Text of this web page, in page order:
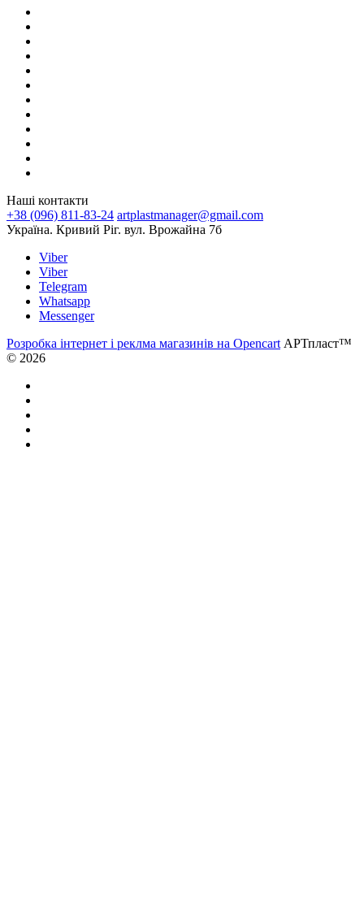
Наші контакти
+38 (096) 811-83-24 artplastmanager@gmail.com
Україна. Кривий Ріг. вул. Врожайна 7б
Viber
Viber
Telegram
Whatsapp
Messenger
Розробка інтернет і реклма магазинів на Opencart АРТпласт™
© 2026